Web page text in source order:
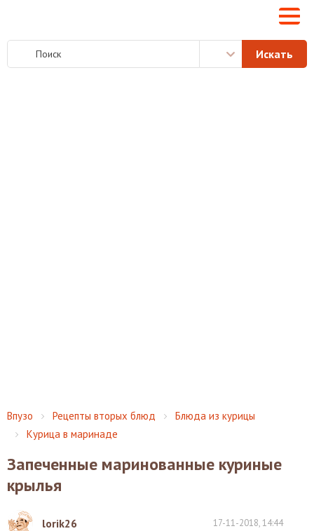
Впузо Рецепты вторых блюд
Блюда из курицы
Курица в маринаде
Запеченные маринованные куриные
крылья
lorik26 17-11-2018, 14:44